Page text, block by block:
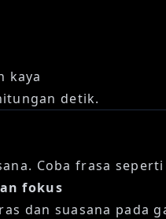
kaya
detik.
Coba frasa
fokus
dan suasana pada